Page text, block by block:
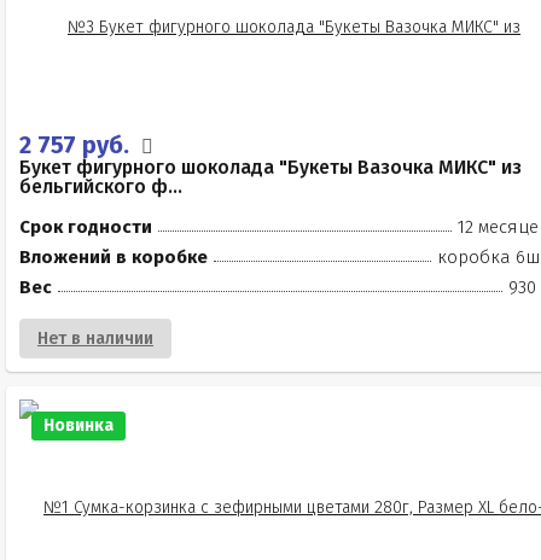
2 757 руб.
Букет фигурного шоколада "Букеты Вазочка МИКС" из
бельгийского ф...
Срок годности
12
Вложений в коробке
коробка
Вес
930
Нет в наличии
Новинка